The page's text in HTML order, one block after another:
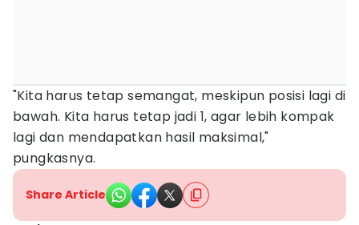
"Kita harus tetap semangat, meskipun posisi lagi di
bawah. Kita harus tetap jadi 1, agar lebih kompak
lagi dan mendapatkan hasil maksimal,"
pungkasnya.
Share Article